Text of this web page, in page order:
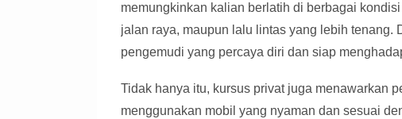
memungkinkan kalian berlatih di berbagai
jalan raya, maupun lalu lintas yang lebih tenang.
pengemudi yang percaya diri dan siap
Tidak hanya itu, kursus privat juga menawarkan
menggunakan mobil yang nyaman dan sesuai